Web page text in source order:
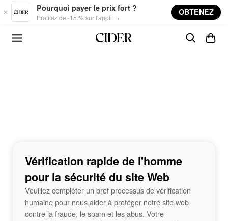
Skip to main content
Pourquoi payer le prix fort ?
Profitez de -15 % sur l'appli →
OBTENEZ
Vérification rapide de l'homme
pour la sécurité du site Web
Veuillez compléter un bref processus de vérification
humaine pour nous aider à protéger notre site web
contre la fraude, le spam et les abus. Votre